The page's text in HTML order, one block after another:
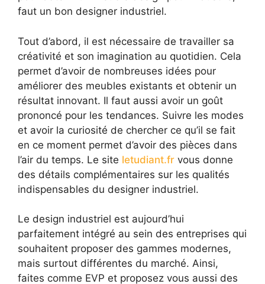
faut un bon designer industriel.
Tout d’abord, il est nécessaire de travailler sa
créativité et son imagination au quotidien. Cela
permet d’avoir de nombreuses idées pour
améliorer des meubles existants et obtenir un
résultat innovant. Il faut aussi avoir un goût
prononcé pour les tendances. Suivre les modes
et avoir la curiosité de chercher ce qu’il se fait
en ce moment permet d’avoir des pièces dans
l’air du temps. Le site letudiant.fr vous donne
des détails complémentaires sur les qualités
indispensables du designer industriel.
Le design industriel est aujourd’hui
parfaitement intégré au sein des entreprises qui
souhaitent proposer des gammes modernes,
mais surtout différentes du marché. Ainsi,
faites comme EVP et proposez vous aussi des